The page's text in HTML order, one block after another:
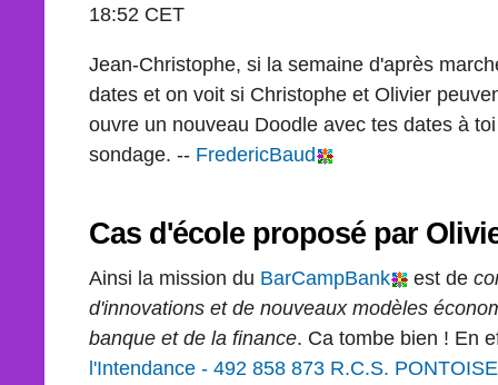
18:52 CET
Jean-Christophe, si la semaine d'après
dates et on voit si Christophe et Olivier
ouvre un nouveau Doodle avec tes dates à
sondage. -- FredericBaud
Cas d'école proposé par
Ainsi la mission du BarCampBank est de
d'innovations et de nouveaux modèles
banque et de la finance. Ca tombe bien ! En
l'Intendance - 492 858 873 R.C.S. PONTOISE